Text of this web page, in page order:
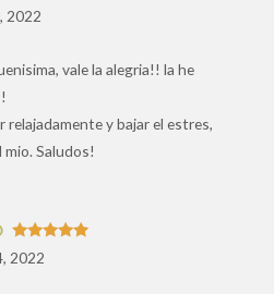
5de 5
2022
vale la alegria!! la he
y bajar el estres,
Saludos!
Valorado
con5
2022